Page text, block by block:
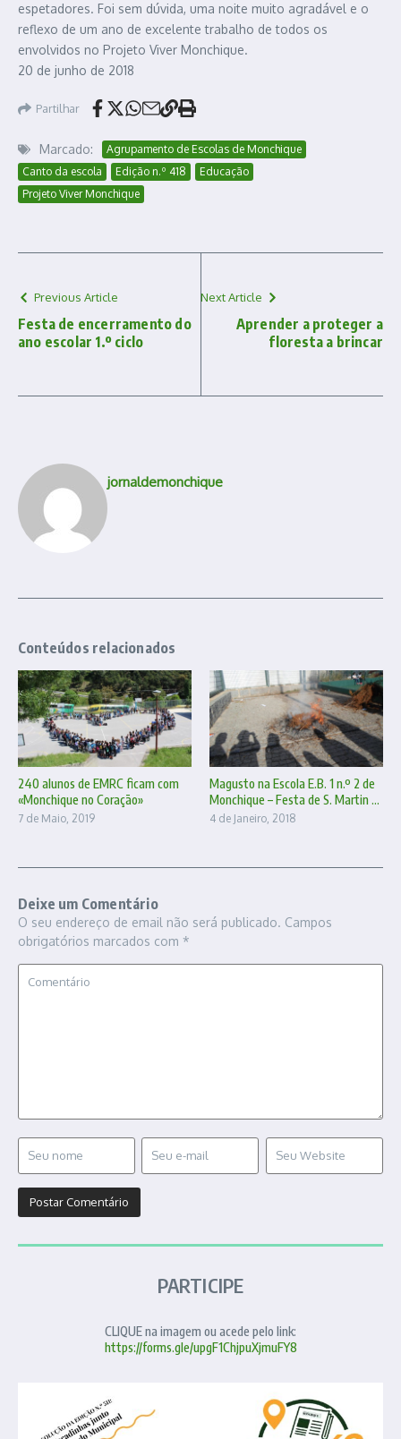
espetadores. Foi sem dúvida, uma noite muito agradável e o
reflexo de um ano de excelente trabalho de todos os
envolvidos no Projeto Viver Monchique.
20 de junho de 2018
Partilhar
Marcado:
Agrupamento de Escolas de Monchique
Canto da escola
Edição n.º 418
Educação
Projeto Viver Monchique
Previous Article
Festa de encerramento do
ano escolar 1.º ciclo
Next Article
Aprender a proteger a
floresta a brincar
jornaldemonchique
Conteúdos relacionados
240 alunos de EMRC ficam com
«Monchique no Coração»
7 de Maio, 2019
Magusto na Escola E.B. 1 n.º 2 de
Monchique – Festa de S. Martin ...
4 de Janeiro, 2018
Deixe um Comentário
O seu endereço de email não será publicado. Campos
obrigatórios marcados com *
PARTICIPE
CLIQUE na imagem ou acede pelo link:
https://forms.gle/upgF1ChjpuXjmuFY8